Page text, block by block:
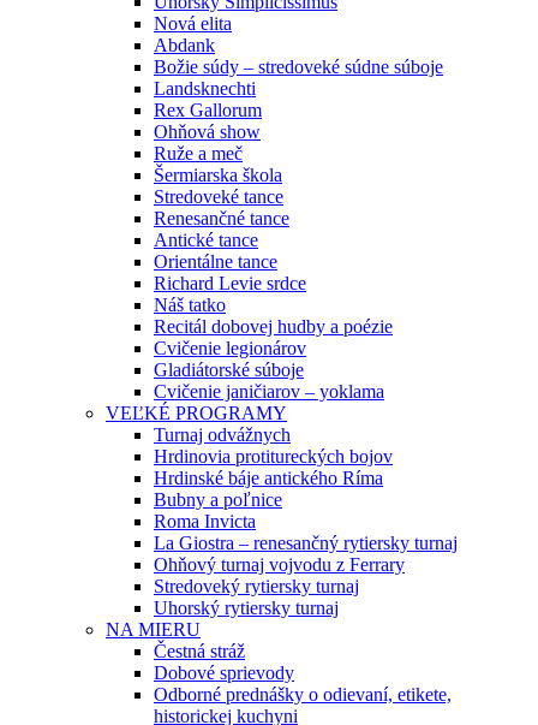
Nová elita
Abdank
Božie súdy – stredoveké súdne súboje
Landsknechti
Rex Gallorum
Ohňová show
Ruže a meč
Šermiarska škola
Stredoveké tance
Renesančné tance
Antické tance
Orientálne tance
Richard Levie srdce
Náš tatko
Recitál dobovej hudby a poézie
Cvičenie legionárov
Gladiátorské súboje
Cvičenie janičiarov – yoklama
VEĽKÉ PROGRAMY
Turnaj odvážnych
Hrdinovia protitureckých bojov
Hrdinské báje antického Ríma
Bubny a poľnice
Roma Invicta
La Giostra – renesančný rytiersky turnaj
Ohňový turnaj vojvodu z Ferrary
Stredoveký rytiersky turnaj
Uhorský rytiersky turnaj
NA MIERU
Čestná stráž
Dobové sprievody
Odborné prednášky o odievaní, etikete,
historickej kuchyni